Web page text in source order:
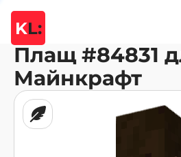
KL:
Плащ #84831
Майнкрафт